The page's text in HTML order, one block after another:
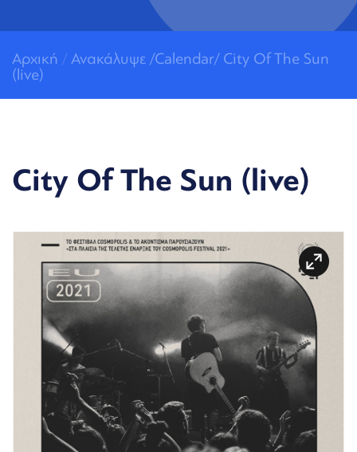
Αρχική / Ανακάλυψε /Calendar/ City Of The Sun
(live)
City Of The Sun (live)